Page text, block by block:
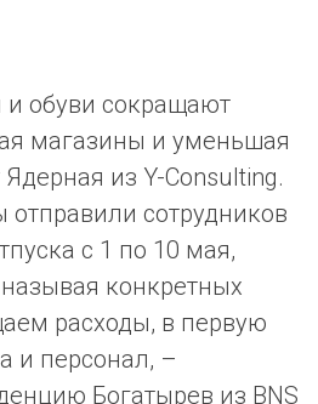
обуви сокращают
магазины и уменьшая
из Y-Сonsulting.
сотрудников
с 1 по 10 мая,
конкретных
расходы, в первую
и персонал, –
Богатырев из BNS